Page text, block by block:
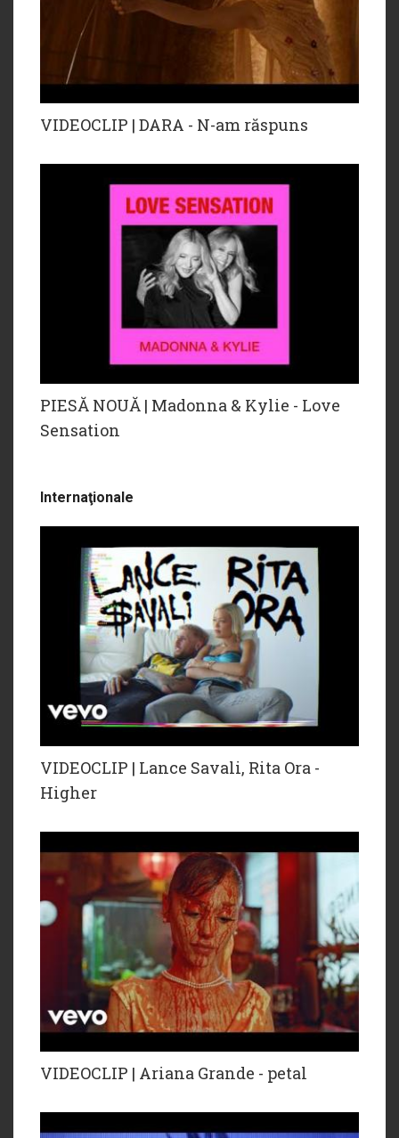
VIDEOCLIP | DARA - N-am răspuns
PIESĂ NOUĂ | Madonna & Kylie - Love
Sensation
Internaţionale
VIDEOCLIP | Lance Savali, Rita Ora -
Higher
VIDEOCLIP | Ariana Grande - petal